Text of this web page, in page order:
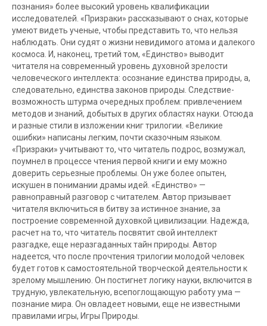
познания» более высокий уровень квалификации
исследователей. «Призраки» рассказывают о снах, которые
умеют видеть ученые, чтобы представить то, что нельзя
наблюдать. Они судят о жизни невидимого атома и далекого
космоса. И, наконец, третий том, «Единство» выводит
читателя на современный уровень духовной зрелости
человеческого интеллекта: осознание единства природы, а,
следовательно, единства законов природы. Следствие-
возможность штурма очередных проблем: привлечением
методов и знаний, добытых в других областях науки. Отсюда
и разные стили в изложении книг трилогии. «Великие
ошибки» написаны легким, почти сказочным языком.
«Призраки» учитывают то, что читатель подрос, возмужал,
поумнел в процессе чтения первой книги и ему можно
доверить серьезные проблемы. Он уже более опытен,
искушен в понимании драмы идей. «Единство» —
равноправный разговор с читателем. Автор призывает
читателя включиться в битву за истинное знание, за
построение современной духовкой цивилизации. Надежда,
расчет на то, что читатель посвятит свой интеллект
разгадке, еще неразгаданных тайн природы. Автор
надеется, что после прочтения трилогии молодой человек
будет готов к самостоятельной творческой деятельности к
зрелому мышлению. Он постигнет логику науки, включится в
трудную, увлекательную, всепоглощающую работу ума —
познание мира. Он овладеет новыми, еще не известными
правилами игры, Игры Природы.